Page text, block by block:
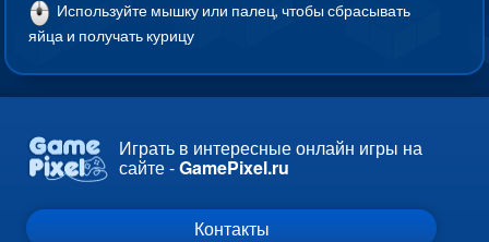
Используйте мышку или палец, чтобы сбрасывать
яйца и получать курицу
Играть в интересные онлайн игры на
сайте -GamePixel.ru
Контакты